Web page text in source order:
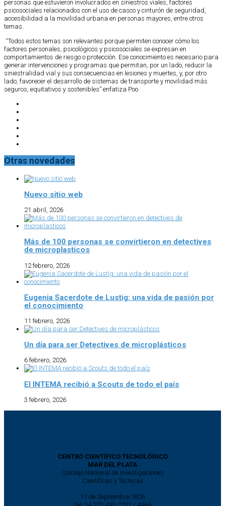
personas que estuvieron involucrados en siniestros viales, factores
psicosociales relacionados con el uso de casco y cinturón de seguridad,
accesibilidad a la movilidad urbana en personas mayores, entre otros
temas.
“Todos estos temas son relevantes porque permiten conocer cómo los
factores personales, psicológicos y psicosociales se expresan en
comportamientos de riesgo o protección. Ese conocimiento es necesario para
generar intervenciones y programas que permitan, por un lado, reducir la
siniestralidad vial y sus consecuencias en lesiones y muertes, y, por otro
lado, favorecer el desarrollo de sistemas de transporte y movilidad más
seguros, equitativos y sostenibles” enfatiza Poo.
Otras novedades
Nuevo sitio web
21 abril, 2026
Más de 100 personas se convirtieron en detectives
de microplasticos
12 febrero, 2026
Eugenia Sacerdote de Lustig: una vida de pasión por
el conocimiento
11 febrero, 2026
Un día para ser Detectives de microplásticos
6 febrero, 2026
El INTEMA recibió a Scouts de todo el país
3 febrero, 2026
CENTRO CIENTÍFICO TECNOLÓGICO
MAR DEL PLATA
Consejo Nacional de Investigaciones
Científicas y Técnicas
11 de Septiembre 2626